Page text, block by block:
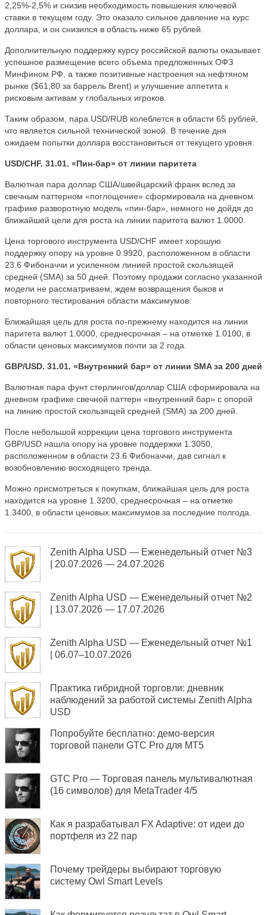
2,25%-2,5% и снизив необходимость повышения ключевой
ставки в текущем году. Это оказало сильное давление на курс
доллара, и он снизился в область ниже 65 рублей.
Дополнительную поддержку курсу российской валюты оказывает
успешное размещение всего объема предложенных ОФЗ
Минфином РФ, а также позитивные настроения на нефтяном
рынке ($61,80 за баррель Brent) и улучшение аппетита к
рисковым активам у глобальных игроков.
Таким образом, пара USD/RUB колеблется в области 65 рублей,
что является сильной технической зоной. В течение дня
ожидаем попытки доллара восстановиться от текущего уровня.
USD/CHF. 31.01. «Пин-бар» от линии паритета
Валютная пара доллар США/швейцарский франк вслед за
свечным паттерном «поглощение» сформировала на дневном
графике разворотную модель «пин-бар», немного не дойдя до
ближайшей цели для роста на линии паритета валют 1.0000.
Цена торгового инструмента USD/CHF имеет хорошую
поддержку опору на уровне 0.9920, расположенном в области
23.6 Фибоначчи и усиленном линией простой скользящей
средней (SMA) за 50 дней. Поэтому продажи согласно указанной
модели не рассматриваем, ждем возвращения быков и
повторного тестирования области максимумов.
Ближайшая цель для роста по-прежнему находится на линии
паритета валют 1.0000, среднесрочная – на отметке 1.0100, в
области ценовых максимумов почти за 2 года.
GBP/USD. 31.01. «Внутренний бар» от линии SMA за 200 дней
Валютная пара фунт стерлингов/доллар США сформировала на
дневном графике свечной паттерн «внутренний бар» с опорой
на линию простой скользящей средней (SMA) за 200 дней.
После небольшой коррекции цена торгового инструмента
GBP/USD нашла опору на уровне поддержки 1.3050,
расположенном в области 23.6 Фибоначчи, дав сигнал к
возобновлению восходящего тренда.
Можно присмотреться к покупкам, ближайшая цель для роста
находится на уровне 1.3200, среднесрочная – на отметке
1.3400, в области ценовых максимумов за последние полгода.
Zenith Alpha USD — Еженедельный отчет №3
| 20.07.2026 — 24.07.2026
Zenith Alpha USD — Еженедельный отчет №2
| 13.07.2026 — 17.07.2026
Zenith Alpha USD — Еженедельный отчет №1
| 06.07–10.07.2026
Практика гибридной торговли: дневник
наблюдений за работой системы Zenith Alpha
USD
Попробуйте бесплатно: демо-версия
торговой панели GTC Pro для MT5
GTC Pro — Торговая панель мультивалютная
(16 символов) для MetaTrader 4/5
Как я разрабатывал FX Adaptive: от идеи до
портфеля из 22 пар
Почему трейдеры выбирают торговую
систему Owl Smart Levels